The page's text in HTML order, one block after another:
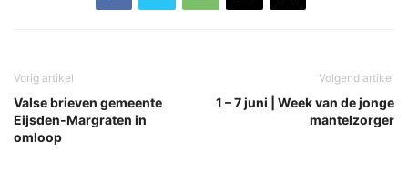
Vorig artikel
Valse brieven gemeente
Eijsden-Margraten in
omloop
Volgend artikel
1 – 7 juni | Week van de jonge
mantelzorger